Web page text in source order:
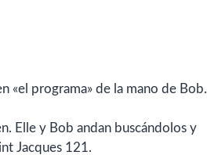
«el programa» de la mano de Bob.
Elle y Bob andan buscándolos y
Jacques 121.